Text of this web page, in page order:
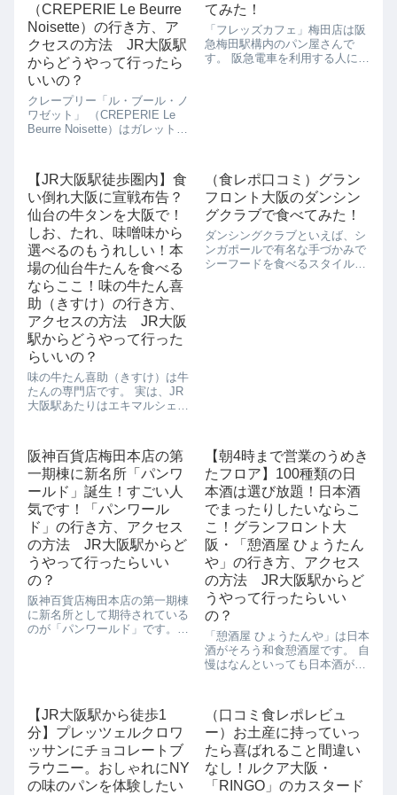
（CREPERIE Le Beurre
Noisette）の行き方、ア
クセスの方法 JR大阪駅
からどうやって行ったら
いいの？
クレープリー「ル・ブール・ノ
ワゼット」 （CREPERIE Le
Beurre Noisette）はガレットと
ブール・ノワゼット」の味がガ
レット＆クレープでお手軽体験
できるんです...
てみた！
「フレッズカフェ」梅田店は阪
急梅田駅構内のパン屋さんで
す。 阪急電車を利用する人には
【JR大阪駅徒歩圏内】食
い倒れ大阪に宣戦布告？
仙台の牛タンを大阪で！
しお、たれ、味噌味から
選べるのもうれしい！本
場の仙台牛たんを食べる
ならここ！味の牛たん喜
助（きすけ）の行き方、
アクセスの方法 JR大阪
駅からどうやって行った
らいいの？
味の牛たん喜助（きすけ）は牛
たんの専門店です。 実は、JR
大阪駅あたりはエキマルシェの
ティの滝見小路の「たんや
舌」、 梅田阪急三番街の「もり
の屋」と牛たん激戦区でもある
んです。 そん...
（食レポ口コミ）グラン
フロント大阪のダンシン
グクラブで食べてみた！
ダンシングクラブといえば、シ
ンガポールで有名な手づかみで
シーフードを食べるスタイルの
阪神百貨店梅田本店の第
一期棟に新名所「パンワ
ールド」誕生！すごい人
気です！「パンワール
ド」の行き方、アクセス
の方法 JR大阪駅からど
うやって行ったらいい
の？
阪神百貨店梅田本店の第一期棟
に新名所として期待されている
のが「パンワールド」です。開
ます。目移りしそ...
【朝4時まで営業のうめき
たフロア】100種類の日
本酒は選び放題！日本酒
でまったりしたいならこ
こ！グランフロント大
阪・「憩酒屋 ひょうたん
や」の行き方、アクセス
の方法 JR大阪駅からど
うやって行ったらいい
の？
「憩酒屋 ひょうたんや」は日本
酒がそろう和食憩酒屋です。 自
慢はなんといっても日本酒が
の時の旬のものが仕入れられて
いるので、日本酒片手にちびち
びとやりたいですね。 名物は自
家製...
【JR大阪駅から徒歩1
分】プレッツェルクロワ
ッサンにチョコレートブ
ラウニー。おしゃれにNY
の味のパンを体験したい
（口コミ食レポレビュ
ー）お土産に持っていっ
たら喜ばれること間違い
なし！ルクア大阪・
「RINGO」のカスタード